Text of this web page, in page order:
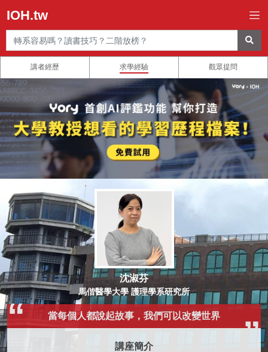
IOH.tw
講者經歷 求學經驗 觀眾提問
沈淑芬
馬偕醫學大學 護理學系研究所
當每個人都說起故事，我們可以改變世界
講座簡介